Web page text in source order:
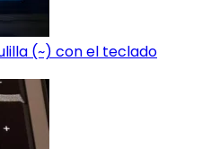
(~) con el teclado